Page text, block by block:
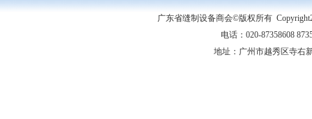
广东省缝制设备商会©版权所有
电话：020-87358608
地址：广州市越秀区寺右